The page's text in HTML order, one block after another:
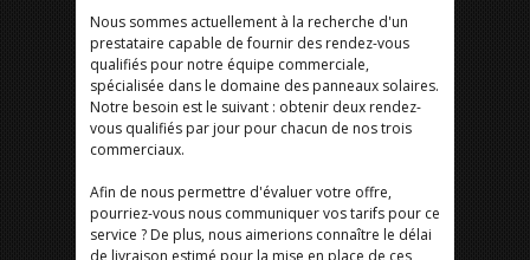
Nous sommes actuellement à la recherche d'un
prestataire capable de fournir des rendez-vous
qualifiés pour notre équipe commerciale,
spécialisée dans le domaine des panneaux solaires.
Notre besoin est le suivant : obtenir deux rendez-
vous qualifiés par jour pour chacun de nos trois
commerciaux.
Afin de nous permettre d'évaluer votre offre,
pourriez-vous nous communiquer vos tarifs pour ce
service ? De plus, nous aimerions connaître le délai
de livraison estimé pour la mise en place de ces